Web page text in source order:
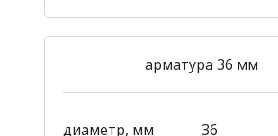
арматура 36 мм
диаметр, мм 36